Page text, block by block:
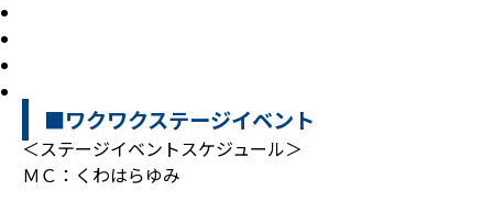
■ワクワクステージイベント
＜ステージイベントスケジュール＞
ＭＣ：くわはらゆみ